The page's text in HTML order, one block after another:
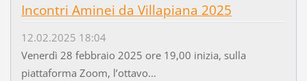
Incontri Aminei da Villapiana 2025
12.02.2025 18:04
Venerdì 28 febbraio 2025 ore 19,00 inizia, sulla
piattaforma Zoom, l’ottavo...